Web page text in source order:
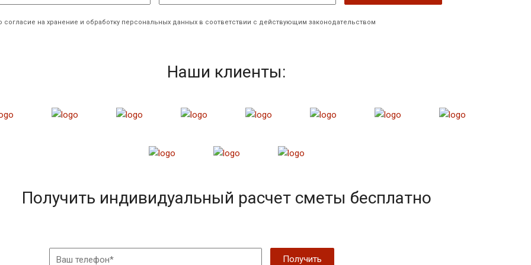
на хранение и обработку персональных данных в соответствии с действующим законодательством
Наши клиенты:
Получить индивидуальный расчет сметы бесплатно